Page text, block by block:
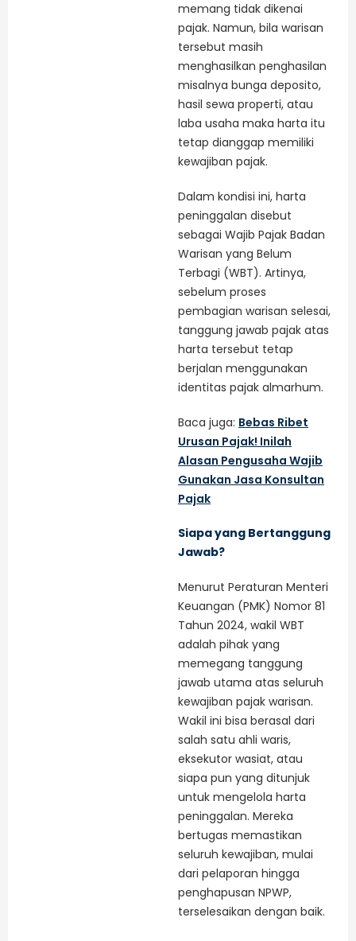
memang tidak dikenai
pajak. Namun, bila warisan
tersebut masih
menghasilkan penghasilan
misalnya bunga deposito,
hasil sewa properti, atau
laba usaha maka harta itu
tetap dianggap memiliki
kewajiban pajak.
Dalam kondisi ini, harta
peninggalan disebut
sebagai Wajib Pajak Badan
Warisan yang Belum
Terbagi (WBT). Artinya,
sebelum proses
pembagian warisan selesai,
tanggung jawab pajak atas
harta tersebut tetap
berjalan menggunakan
identitas pajak almarhum.
Baca juga: Bebas Ribet
Urusan Pajak! Inilah
Alasan Pengusaha Wajib
Gunakan Jasa Konsultan
Pajak
Siapa yang Bertanggung
Jawab?
Menurut Peraturan Menteri
Keuangan (PMK) Nomor 81
Tahun 2024, wakil WBT
adalah pihak yang
memegang tanggung
jawab utama atas seluruh
kewajiban pajak warisan.
Wakil ini bisa berasal dari
salah satu ahli waris,
eksekutor wasiat, atau
siapa pun yang ditunjuk
untuk mengelola harta
peninggalan. Mereka
bertugas memastikan
seluruh kewajiban, mulai
dari pelaporan hingga
penghapusan NPWP,
terselesaikan dengan baik.